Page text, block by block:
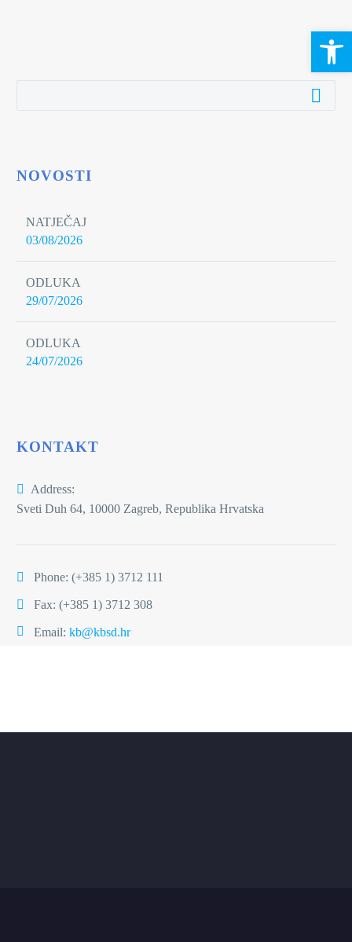
NOVOSTI
NATJEČAJ
03/08/2026
ODLUKA
29/07/2026
ODLUKA
24/07/2026
KONTAKT
Address:
Sveti Duh 64, 10000 Zagreb, Republika Hrvatska
Phone: (+385 1) 3712 111
Fax: (+385 1) 3712 308
Email: kb@kbsd.hr